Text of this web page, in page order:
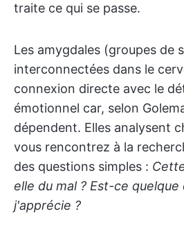
traite ce qui se passe.
Les amygdales (groupes de
interconnectées dans le
connexion directe avec le
émotionnel car, selon
dépendent. Elles analysent
vous rencontrez à la
des questions simples :
elle du mal ? Est-ce quelque
j'apprécie ?